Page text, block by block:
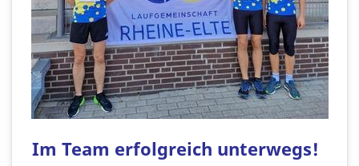
Im Team erfolgreich unterwegs!